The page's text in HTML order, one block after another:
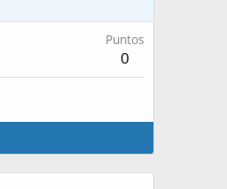
Puntos
0